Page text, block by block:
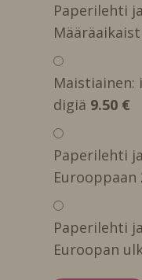
Paperilehti
Maistiainen:
digiä 9.50 €
Paperilehti
Eurooppaan
Paperilehti
Euroopan